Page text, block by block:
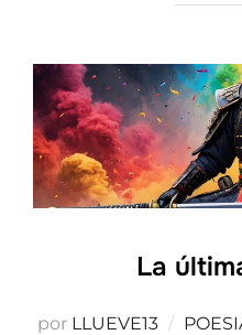
La
por LLUEVE13